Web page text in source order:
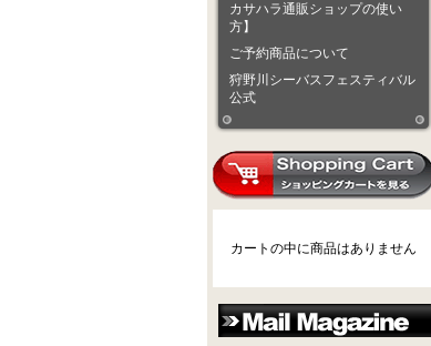
カサハラ通販ショップの使い
方】
ご予約商品について
狩野川シーバスフェスティバル
公式
カートの中に商品はありません